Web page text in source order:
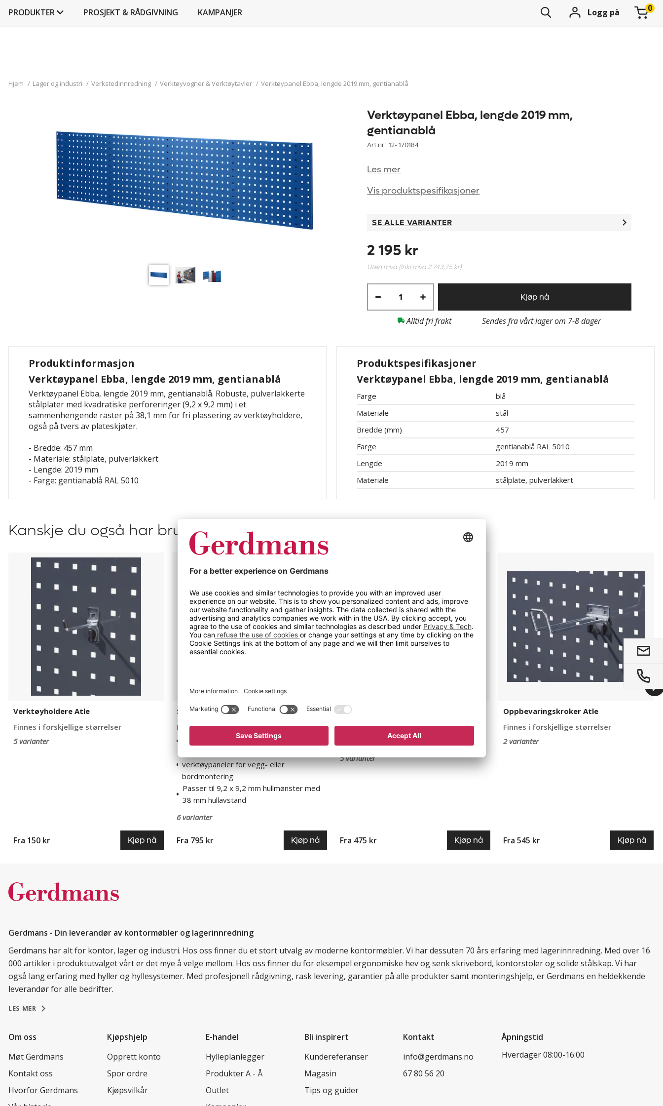
PRODUKTER PROSJEKT & RÅDGIVNING KAMPANJER Logg på
Hjem / Lager og industri / Verkstedinnredning / Verktøyvogner & Verktøytavler / Verktøypanel Ebba, lengde 2019 mm, gentianablå
Verktøypanel Ebba, lengde 2019 mm,
gentianablå
Art.nr. 12-170184
Les mer
Vis produktspesifikasjoner
SE ALLE VARIANTER
2 195 kr
Uten mva (Inkl mva 2 743,75 kr)
Kjøp nå
Alltid fri frakt Sendes fra vårt lager om 7-8 dager
Produktinformasjon
Verktøypanel Ebba, lengde 2019 mm, gentianablå
Verktøypanel Ebba, lengde 2019 mm, gentianablå. Robuste, pulverlakkerte
stålplater med kvadratiske perforeringer (9,2 x 9,2 mm) i et
sammenhengende raster på 38,1 mm for fri plassering av verktøyholdere,
også på tvers av plateskjøter.
- Bredde: 457 mm
- Materiale: stålplate, pulverlakkert
- Lengde: 2019 mm
- Farge: gentianablå RAL 5010
Produktspesifikasjoner
Verktøypanel Ebba, lengde 2019 mm, gentianablå
Farge
blå
Materiale
stål
Bredde (mm)
457
Farge
gentianablå RAL 5010
Lengde
2019 mm
Materiale
stålplate, pulverlakkert
Kanskje du også har bruk for?
Verktøyholdere
Verktøyholdere Atle
Finnes i forskjellige størrelser
5 varianter
Fra 150 kr Kjøp nå
Sett med verktøyholdere Atle
Finnes i forskjellige størrelser
Høy kvalitet og robust profesjonell design
verktøypaneler for vegg- eller
bordmontering
Passer til 9,2 x 9,2 mm hullmønster med
38 mm hullavstand
6 varianter
Fra 795 kr Kjøp nå
Dobbelkroker Atle
Finnes i forskjellige størrelser
Kroker i galvanisert stål, ø 6 mm
5 varianter
Fra 475 kr Kjøp nå
Atle
Oppbevaringskroker Atle
Finnes i forskjellige størrelser
2 varianter
Fra 545 kr Kjøp nå
Gerdmans - Din leverandør av kontormøbler og lagerinnredning
Gerdmans har alt for kontor, lager og industri. Hos oss finner du et stort utvalg av moderne kontormøbler. Vi har dessuten 70 års erfaring med lagerinnredning. Med over 16
000 artikler i produktutvalget vårt er det mye å velge mellom. Hos oss finner du for eksempel ergonomiske hev og senk skrivebord, kontorstoler og solide stålskap. Vi har
også lang erfaring med hyller og hyllesystemer. Med profesjonell rådgivning, rask levering, garantier på alle produkter samt monteringshjelp, er Gerdmans en heldekkende
leverandør for alle bedrifter.
LES MER
Om oss
Møt Gerdmans
Kontakt oss
Hvorfor Gerdmans
Kjøpshjelp
Opprett konto
Spor ordre
Kjøpsvilkår
E-handel
Hylleplanlegger
Produkter A - Å
Outlet
Bli inspirert
Kundereferanser
Magasin
Tips og guider
Kontakt
info@gerdmans.no
67 80 56 20
Åpningstid
Hverdager 08:00-16:00